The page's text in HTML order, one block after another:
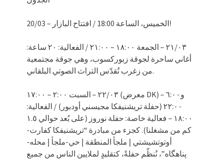
20/03 – الخميس، الساعة 18:00 / افتتاح البازار!
٢١/٠٣ – الجمعة ١٨:٠٠ – ٢١:٠٠ / الفعالية: ٢٠ ساعة:
أغاني ساحرة لجوقة زبوركسوب، وهي جوقة مجتمعية
من زغرب تُقدّس التراث الصوتي البلقاني.
٢٢/٠٣ – السبت ٢:٠٠ – ١٧:٠٠ (معرض DK) و٦:٠٠ –
٢٢:٠٠ (حفلة تريشنيفكا مجيسني أودبور) / الفعالية:
١٨:٠٠ – فعالية خاصة: حفلة نوروز (على بُعد حوالي ١.٥
كم من مشغلنا). كجزء من مبادرة “تريشنيفكا كفارت-
أوتوتشيشتي | ملجأ المنطقة | حي-ملجأ | محله-
پناهگاه”، نُنظّم حفلةً، كتقليدٍ لملايين الناس من جميع